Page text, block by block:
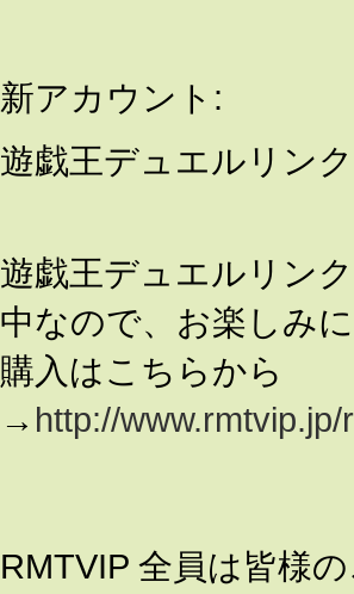
新アカウント:
遊戯王デュエルリン
遊戯王デュエルリン
中なので、お楽しみ
購入はこちらから
→ http://
RMTVIP 全員は皆様